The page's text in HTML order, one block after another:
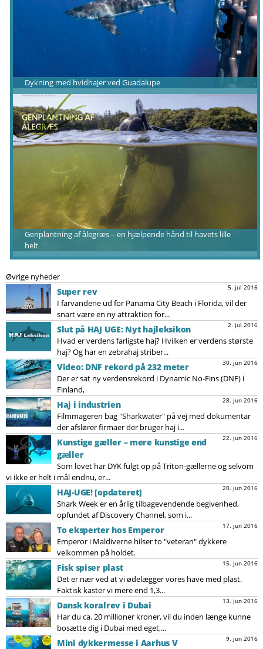
Dykning med hvidhajer ved Guadalupe
Genplantning af ålegræs – en hjælpende hånd til havets lille
helt
Øvrige nyheder
5. jul 2016
Super rev
I farvandene ud for Panama City Beach i Florida, vil der
snart være en ny attraktion for...
2. jul 2016
Slut på HAJ UGE: Nyt hajleksikon
Hvad er verdens farligste haj? Hvilken er verdens største
haj? Og har en zebrahaj striber...
30. jun 2016
Video: DNF rekord på 232 meter
Der er sat ny verdensrekord i Dynamic No-Fins (DNF) i
Finland,
28. jun 2016
Haj i industrien
Filmmageren bag "Sharkwater" på vej med dokumentar
der afslører firmaer der bruger haj i...
22. jun 2016
Kunstige gæller – mere kunstige end
gæller
Som lovet har DYK fulgt op på Triton-gællerne og selvom
vi ikke er helt i mål endnu, er...
20. jun 2016
HAJ-UGE! [opdateret]
Shark Week er en årlig tilbagevendende begivenhed,
opfundet af Discovery Channel, som i...
17. jun 2016
To eksperter hos Emperor
Emperor i Maldiverne hilser to "veteran" dykkere
velkommen på holdet.
15. jun 2016
Fisk spiser plast
Det er nær ved at vi ødelægger vores have med plast.
Faktisk kaster vi mere end 1,3...
13. jun 2016
Dansk koralrev i Dubai
Har du ca. 20 millioner kroner, vil du inden længe kunne
bosætte dig i Dubai med eget,...
9. jun 2016
Mini dykkermesse i Aarhus V